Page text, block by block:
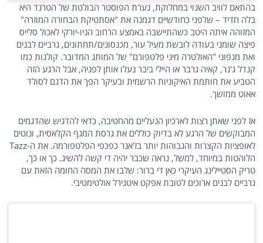
בהתאם לוויב השנוי במחלוקת, נערת הפוסטר הבולטת של הטרנד היא
בלה חדיד – שלפני כחודשיים דגמנה את "אסתטיקת הבחורה המוזרה"
המזוהה איתה היטב כשהתיישבה באמצע הרחוב הניו-יורקי לאכול סלייס
פיצה שומני בעודה לובשת מעיל עור, מכנסונים/תחתונים, גרביים לבנים
ואת מגפוני "האולטרה מיני פלטפורם" של המותג המדובר. קולגות כמו
קנדל ג'נר, קאיה גרבר או היילי ביבר נעלו אותן לפניה, אבל הרגע הזה
הטביע את חותמת האיקוניות הרשמית ובעיקר הפך את הדגם לסולד
אאוט ממושך.
אז לפני שאתן רצות לארכיון הנעליים מהחטיבה, כדאי להדגיש שהדגמים
המבוקשים של הרגע לא בדיוק כוללים את גרסת המגף הקלאסית, ונוטים
לאופציות הקצרות והגבוהות יותר בז'אנר כפכפי הפלטפורמה. את ה-Tazz
הלוהטות במיוחד, למשל, נראה שכבר יהיה די קשה להשיג. כך או כך,
טריק הסטיילינג העיקרי כאן די ברור: שלבו את המסה החומה הזאת עם
גרביים לבנים ארוכים לטובת אפקט איטגירל אולטימטיבי.